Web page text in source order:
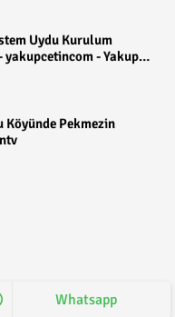
Uydu Kurulum
yakupcetincom - Yakup
Pekmezin
Whatsapp